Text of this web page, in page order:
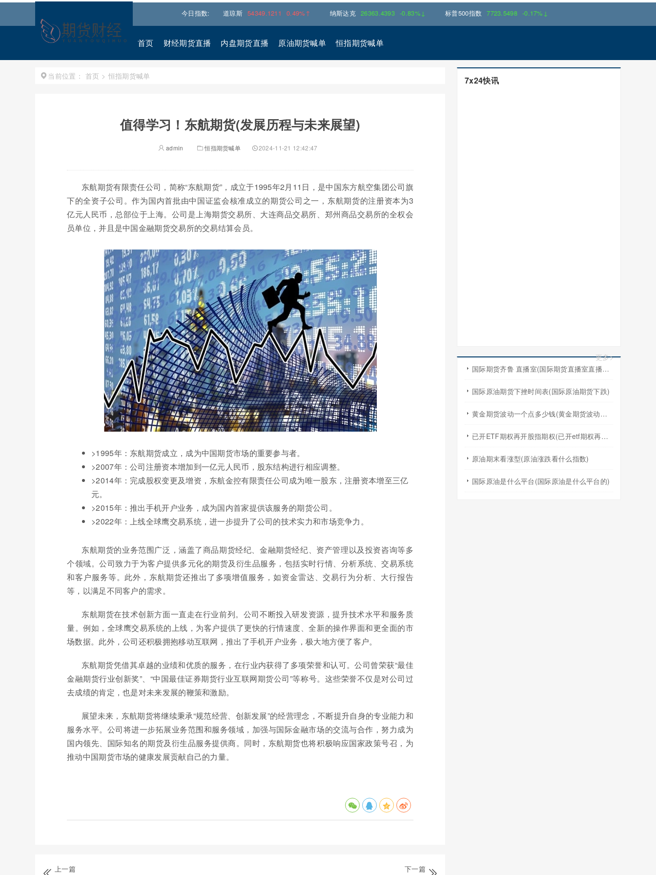
今日指数:
-1.488%↓ 道琼斯 54349.1211 0.49%↑ 纳斯达克 26363.4393 -0.83%↓ 标普500指数 7723.5498 -0.17%↓
首页 财经期货直播 内盘期货直播 原油期货喊单 恒指期货喊单
当前位置： 首页 > 恒指期货喊单
值得学习！东航期货(发展历程与未来展望)
admin 恒指期货喊单 2024-11-21 12:42:47
东航期货有限责任公司，简称“东航期货”，成立于1995年2月11日，是中国东方航空集团公司旗
下的全资子公司。作为国内首批由中国证监会核准成立的期货公司之一，东航期货的注册资本为3
亿元人民币，总部位于上海。公司是上海期货交易所、大连商品交易所、郑州商品交易所的全权会
员单位，并且是中国金融期货交易所的交易结算会员。
>1995年：东航期货成立，成为中国期货市场的重要参与者。
>2007年：公司注册资本增加到一亿元人民币，股东结构进行相应调整。
>2014年：完成股权变更及增资，东航金控有限责任公司成为唯一股东，注册资本增至三亿
元。
>2015年：推出手机开户业务，成为国内首家提供该服务的期货公司。
>2022年：上线全球鹰交易系统，进一步提升了公司的技术实力和市场竞争力。
东航期货的业务范围广泛，涵盖了商品期货经纪、金融期货经纪、资产管理以及投资咨询等多
个领域。公司致力于为客户提供多元化的期货及衍生品服务，包括实时行情、分析系统、交易系统
和客户服务等。此外，东航期货还推出了多项增值服务，如资金雷达、交易行为分析、大行报告
等，以满足不同客户的需求。
东航期货在技术创新方面一直走在行业前列。公司不断投入研发资源，提升技术水平和服务质
量。例如，全球鹰交易系统的上线，为客户提供了更快的行情速度、全新的操作界面和更全面的市
场数据。此外，公司还积极拥抱移动互联网，推出了手机开户业务，极大地方便了客户。
东航期货凭借其卓越的业绩和优质的服务，在行业内获得了多项荣誉和认可。公司曾荣获“最佳
金融期货行业创新奖”、“中国最佳证券期货行业互联网期货公司”等称号。这些荣誉不仅是对公司过
去成绩的肯定，也是对未来发展的鞭策和激励。
展望未来，东航期货将继续秉承“规范经营、创新发展”的经营理念，不断提升自身的专业能力和
服务水平。公司将进一步拓展业务范围和服务领域，加强与国际金融市场的交流与合作，努力成为
国内领先、国际知名的期货及衍生品服务提供商。同时，东航期货也将积极响应国家政策号召，为
推动中国期货市场的健康发展贡献自己的力量。
上一篇
下一篇
7x24快讯
更多>
国际期货齐鲁 直播室(国际期货直播室直播频道)
国际原油期货下挫时间表(国际原油期货下跌)
黄金期货波动一个点多少钱(黄金期货波动一个点多少钱啊)
已开ETF期权再开股指期权(已开etf期权再开股指期权怎么算)
原油期末看涨型(原油涨跌看什么指数)
国际原油是什么平台(国际原油是什么平台的)